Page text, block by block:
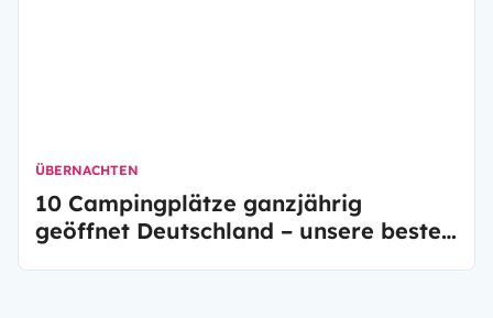
ÜBERNACHTEN
10 Campingplätze ganzjährig
geöffnet Deutschland – unsere beste